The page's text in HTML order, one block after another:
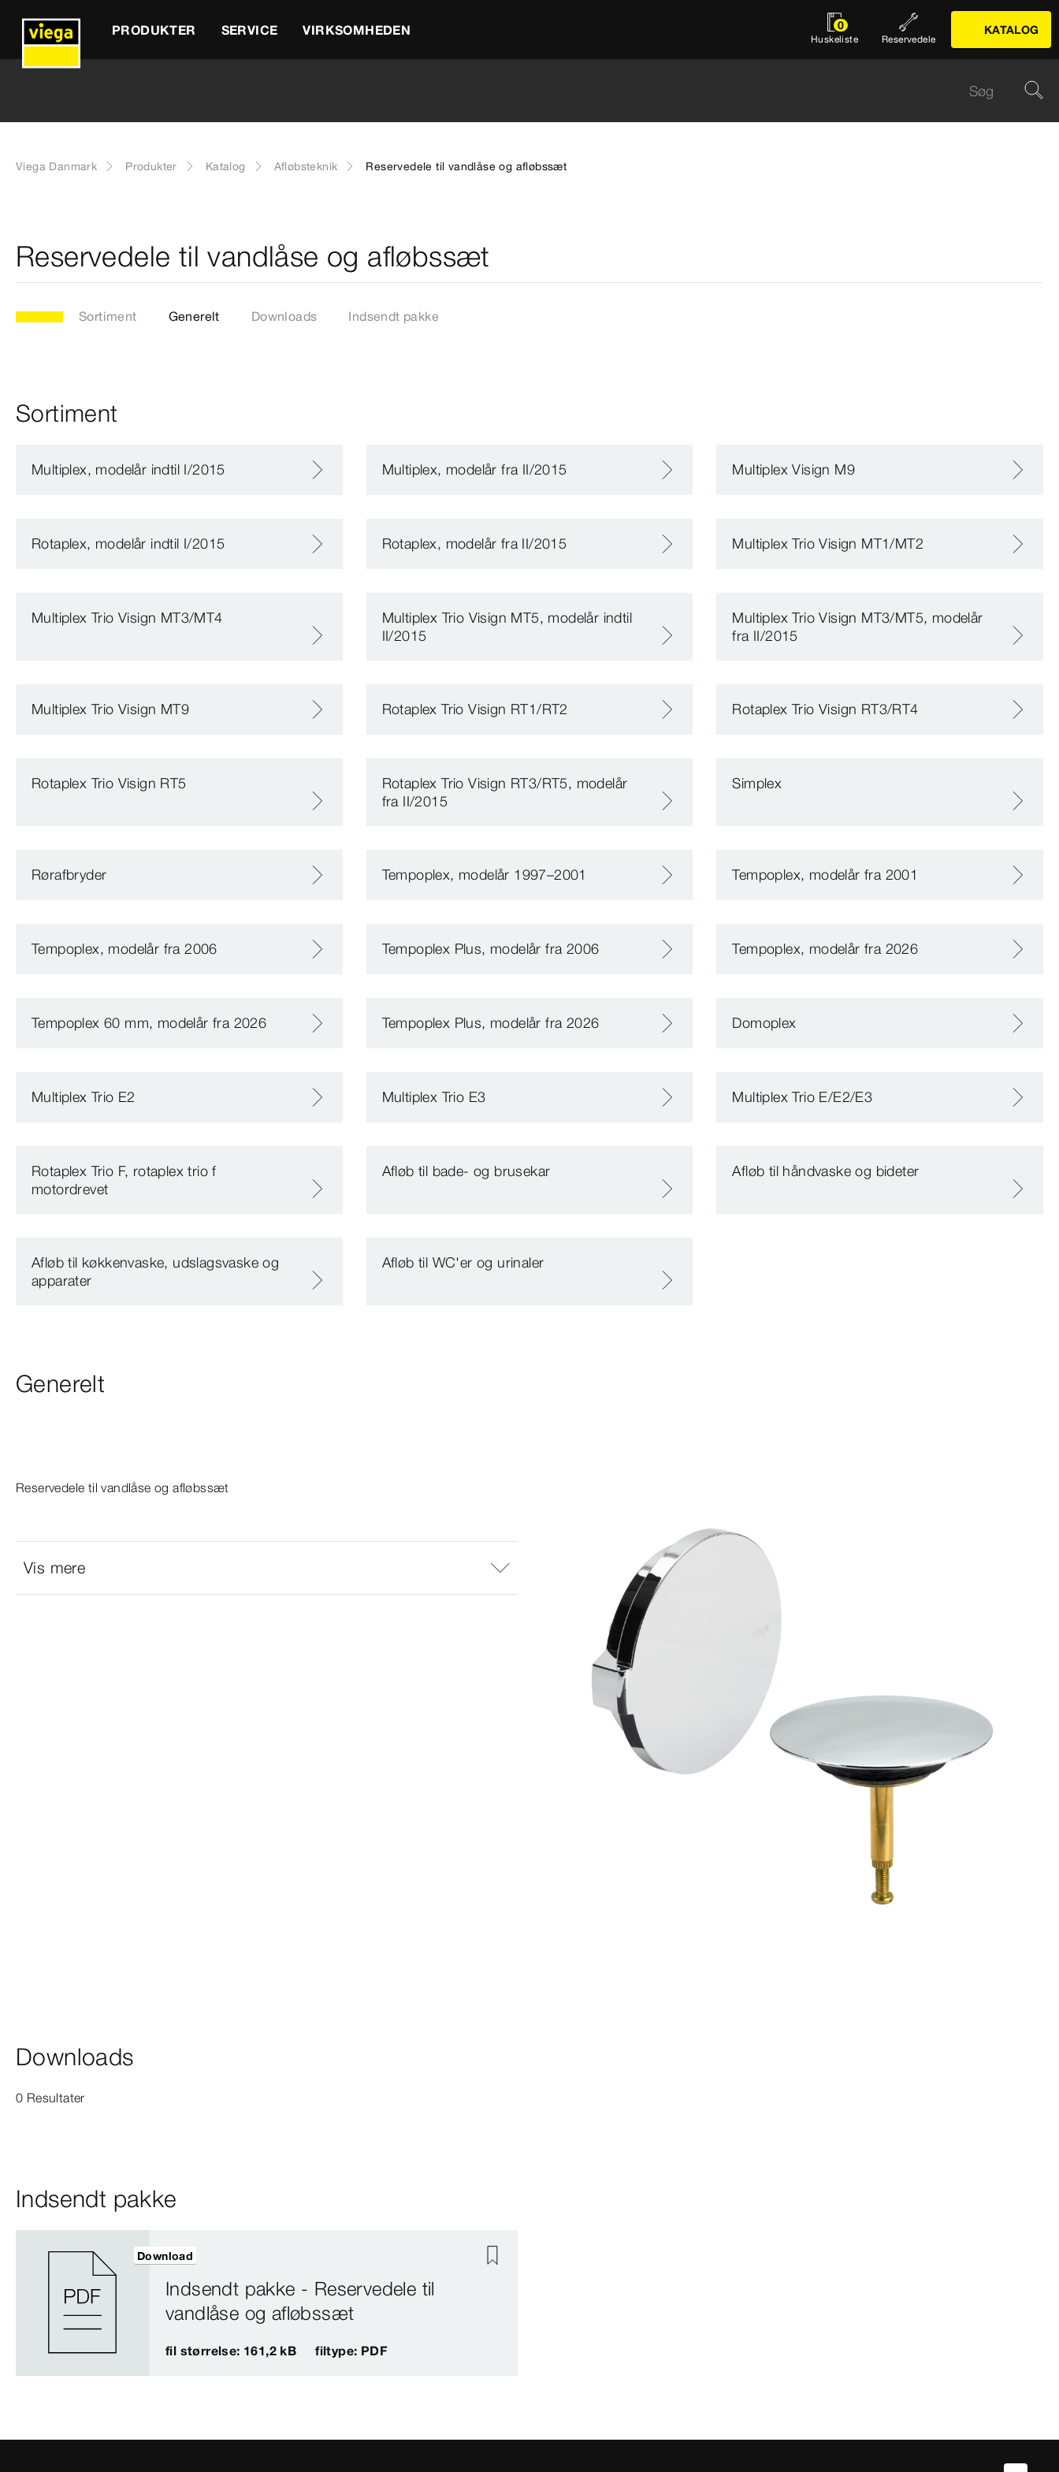
PRODUKTER SERVICE VIRKSOMHEDEN 0
Huskeliste Reservedele
KATALOG
Viega Danmark Produkter Katalog Afløbsteknik Reservedele til vandlåse og afløbssæt
Reservedele til vandlåse og afløbssæt
Sortiment Generelt Downloads Indsendt pakke
Sortiment
Multiplex, modelår indtil I/2015 Multiplex, modelår fra II/2015 Multiplex Visign M9
Rotaplex, modelår indtil I/2015 Rotaplex, modelår fra II/2015 Multiplex Trio Visign MT1/MT2
Multiplex Trio Visign MT3/MT4
Multiplex Trio Visign MT5, modelår indtil
II/2015
Multiplex Trio Visign MT3/MT5, modelår
fra II/2015
Multiplex Trio Visign MT9 Rotaplex Trio Visign RT1/RT2 Rotaplex Trio Visign RT3/RT4
Rotaplex Trio Visign RT5
Rotaplex Trio Visign RT3/RT5, modelår
fra II/2015
Simplex
Rørafbryder Tempoplex, modelår 1997–2001 Tempoplex, modelår fra 2001
Tempoplex, modelår fra 2006 Tempoplex Plus, modelår fra 2006 Tempoplex, modelår fra 2026
Tempoplex 60 mm, modelår fra 2026 Tempoplex Plus, modelår fra 2026 Domoplex
Multiplex Trio E2 Multiplex Trio E3 Multiplex Trio E/E2/E3
Rotaplex Trio F, rotaplex trio f
motordrevet
Afløb til bade- og brusekar Afløb til håndvaske og bideter
Afløb til køkkenvaske, udslagsvaske og
apparater
Afløb til WC'er og urinaler
Generelt
Reservedele til vandlåse og afløbssæt
Vis mere
Downloads
0 Resultater
Indsendt pakke
Indsendt pakke - Reservedele til
vandlåse og afløbssæt
fil størrelse: 161,2 kB filtype: PDF
Download